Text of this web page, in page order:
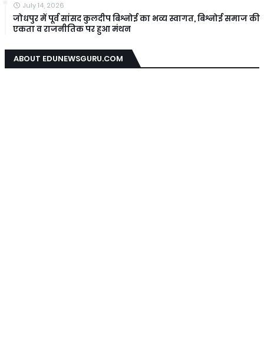
July 14, 2026
जोधपुर में पूर्व सांसद कुलदीप बिश्नोई का भव्य स्वागत, बिश्नोई समाज की
एकता व राजनीतिक पर हुआ मंथन
ABOUT EDUNEWSGURU.COM